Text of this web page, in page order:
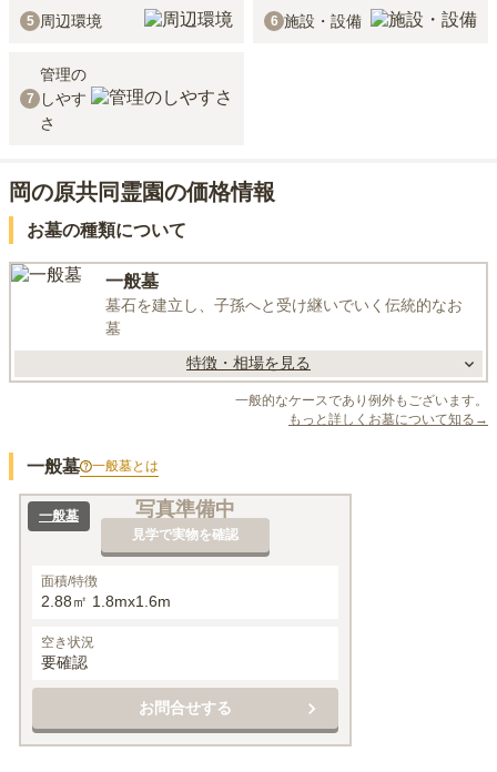
5 周辺環境 6 施設・設備
7
管理の
しやす
さ
岡の原共同霊園の価格情報
お墓の種類について
一般墓
墓石を建立し、子孫へと受け継いでいく伝統的なお
墓
特徴・相場を見る
一般的なケースであり例外もございます。
もっと詳しくお墓について知る→
一般墓 一般墓とは
写真準備中
見学で実物を確認
一般墓
面積/特徴
2.88㎡ 1.8mx1.6m
空き状況
要確認
お問合せする